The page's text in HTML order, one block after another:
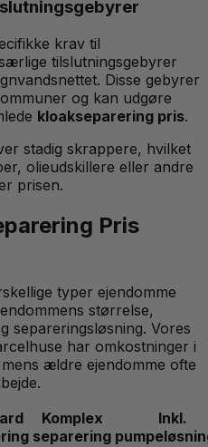
krav til
tilslutningsgebyrer
Disse gebyrer
og kan udgøre
kloakseparering pris.
stadig skrappere, hvilket
olieudskillere eller andre
prisen.
Pris
typer ejendomme
størrelse,
separeringsløsning. Vores
har omkostninger i
ældre ejendomme ofte
Komplex
separering
Inkl.